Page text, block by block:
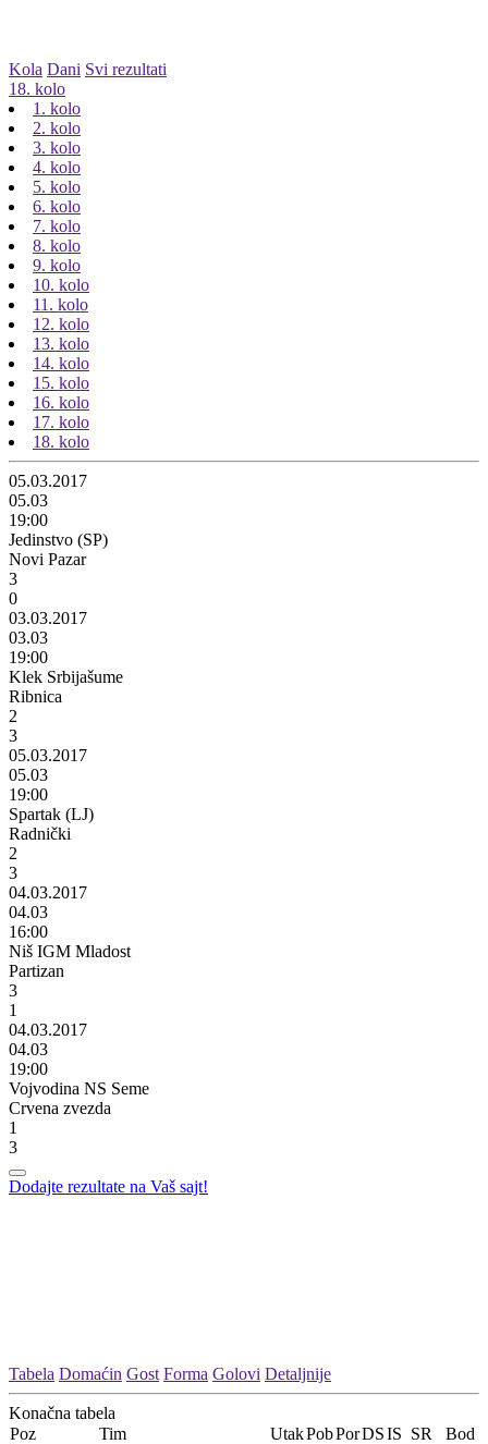
Kola Dani Svi rezultati
18. kolo
1. kolo
2. kolo
3. kolo
4. kolo
5. kolo
6. kolo
7. kolo
8. kolo
9. kolo
10. kolo
11. kolo
12. kolo
13. kolo
14. kolo
15. kolo
16. kolo
17. kolo
18. kolo
05.03.2017
05.03
19:00
Jedinstvo (SP)
Novi Pazar
3
0
03.03.2017
03.03
19:00
Klek Srbijašume
Ribnica
2
3
05.03.2017
05.03
19:00
Spartak (LJ)
Radnički
2
3
04.03.2017
04.03
16:00
Niš IGM Mladost
Partizan
3
1
04.03.2017
04.03
19:00
Vojvodina NS Seme
Crvena zvezda
1
3
Dodajte rezultate na Vaš sajt!
Tabela Domaćin Gost Forma Golovi Detaljnije
Konačna tabela
Poz
Tim UtakPobPorDSIS SR
Bod